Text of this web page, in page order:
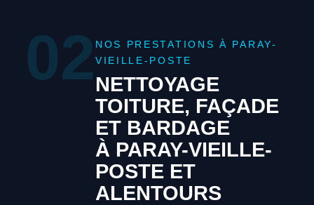
02 NOS PRESTATIONS À PARAY-
VIEILLE-POSTE
NETTOYAGE
TOITURE, FAÇADE
ET BARDAGE
À PARAY-VIEILLE-
POSTE ET
ALENTOURS